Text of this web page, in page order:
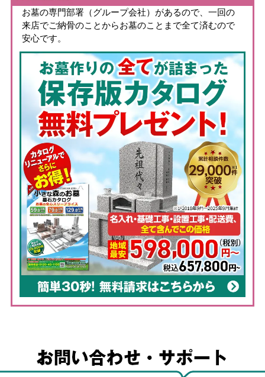
お墓の専門部署（グループ会社）があるので、一回の
来店でご納骨のことからお墓のことまで全て済むので
安心です。